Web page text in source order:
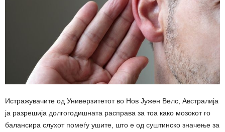
Истражувачите од Универзитетот во Нов Јужен Велс, Австралија
ја разрешија долгогодишната расправа за тоа како мозокот го
балансира слухот помеѓу ушите, што е од суштинско значење за